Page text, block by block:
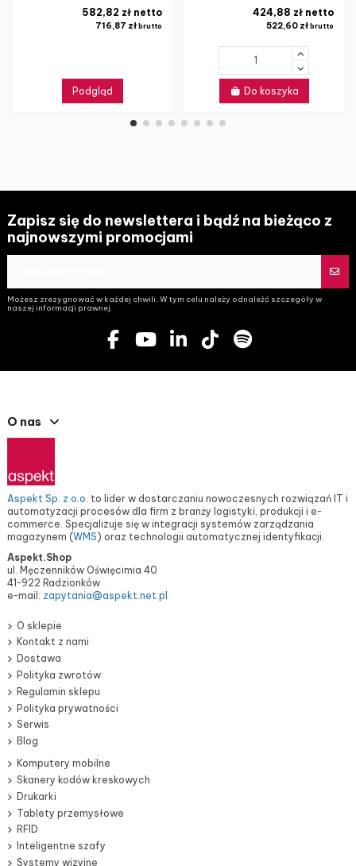
716,87 złbrutto
582,82 zł netto
Podgląd
522,60 zł brutto
424,88 zł netto
Do koszyka
Zapisz się do newslettera i bądź na bieżąco z
najnowszymi promocjami
Możesz zrezygnować w każdej chwili. W tym celu należy odnaleźć szczegóły w
naszej informacji prawnej.
O nas
Aspekt Sp. z o.o. to lider w dostarczaniu nowoczesnych rozwiązań IT i
automatyzacji procesów dla firm z branży logistyki, produkcji i e-
commerce. Specjalizuje się w integracji systemów zarządzania
magazynem (WMS) oraz technologii automatycznej identyfikacji.
Aspekt.Shop
ul. Męczenników Oświęcimia 40
41-922 Radzionków
e-mail: zapytania@aspekt.net.pl
O sklepie
Kontakt z nami
Dostawa
Polityka zwrotów
Regulamin sklepu
Polityka prywatności
Serwis
Blog
Komputery mobilne
Skanery kodów kreskowych
Drukarki
Tablety przemysłowe
RFID
Inteligentne szafy
Systemy wizyjne